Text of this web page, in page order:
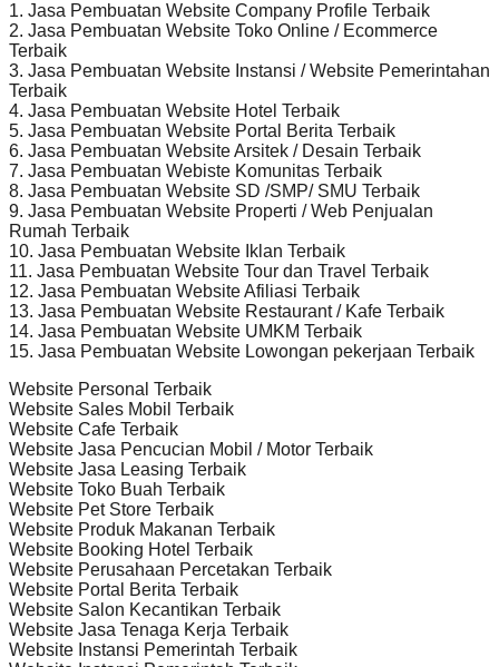
1. Jasa Pembuatan Website Company Profile Terbaik
2. Jasa Pembuatan Website Toko Online / Ecommerce
Terbaik
3. Jasa Pembuatan Website Instansi / Website Pemerintahan
Terbaik
4. Jasa Pembuatan Website Hotel Terbaik
5. Jasa Pembuatan Website Portal Berita Terbaik
6. Jasa Pembuatan Website Arsitek / Desain Terbaik
7. Jasa Pembuatan Webiste Komunitas Terbaik
8. Jasa Pembuatan Website SD /SMP/ SMU Terbaik
9. Jasa Pembuatan Website Properti / Web Penjualan
Rumah Terbaik
10. Jasa Pembuatan Website Iklan Terbaik
11. Jasa Pembuatan Website Tour dan Travel Terbaik
12. Jasa Pembuatan Website Afiliasi Terbaik
13. Jasa Pembuatan Website Restaurant / Kafe Terbaik
14. Jasa Pembuatan Website UMKM Terbaik
15. Jasa Pembuatan Website Lowongan pekerjaan Terbaik
Website Personal Terbaik
Website Sales Mobil Terbaik
Website Cafe Terbaik
Website Jasa Pencucian Mobil / Motor Terbaik
Website Jasa Leasing Terbaik
Website Toko Buah Terbaik
Website Pet Store Terbaik
Website Produk Makanan Terbaik
Website Booking Hotel Terbaik
Website Perusahaan Percetakan Terbaik
Website Portal Berita Terbaik
Website Salon Kecantikan Terbaik
Website Jasa Tenaga Kerja Terbaik
Website Instansi Pemerintah Terbaik